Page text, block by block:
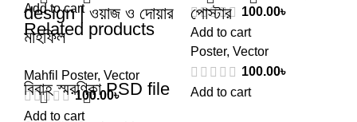
Add to cart
100.00৳
Add to cart
design | ওয়াজ ও দোয়ার
মাহফিল
Mahfil Poster, Vector
100.00৳
Add to cart
পোস্টার
Poster, Vector
100.00৳
Add to cart
Related products
বিবাহ স্মরণিকা PSD file